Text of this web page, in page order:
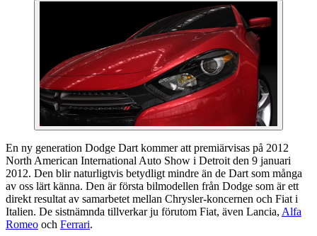
En ny generation Dodge Dart kommer att premiärvisas på 2012
North American International Auto Show i Detroit den 9 januari
2012. Den blir naturligtvis betydligt mindre än de Dart som många
av oss lärt känna. Den är första bilmodellen från Dodge som är ett
direkt resultat av samarbetet mellan Chrysler-koncernen och Fiat i
Italien. De sistnämnda tillverkar ju förutom Fiat, även Lancia, Alfa
Romeo och Ferrari.